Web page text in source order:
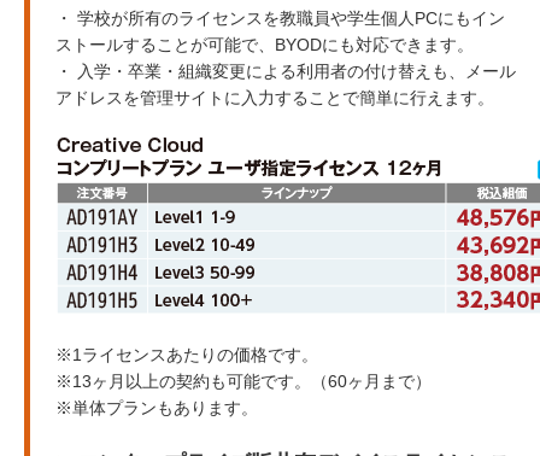
・ 学校が所有のライセンスを教職員や学生個人PCにもイン
ストールすることが可能で、BYODにも対応できます。
・ 入学・卒業・組織変更による利用者の付け替えも、メール
アドレスを管理サイトに入力することで簡単に行えます。
※1ライセンスあたりの価格です。
※13ヶ月以上の契約も可能です。（60ヶ月まで）
※単体プランもあります。